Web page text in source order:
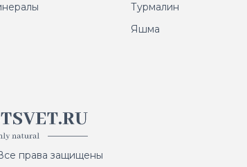
Турмалин
Яшма
права защищены